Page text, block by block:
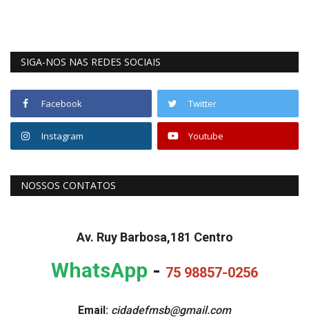
SIGA-NOS NAS REDES SOCIAIS
Facebook Twitter
Instagram Youtube
NOSSOS CONTATOS
Av. Ruy Barbosa,181 Centro
WhatsApp - 75 98857-0256
Email: cidadefmsb@gmail.com